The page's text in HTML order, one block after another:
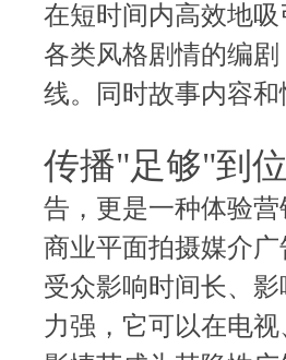
在短时间内高效地
各类风格剧情的编
线。同时故事内容
传播"足够"到
告，更是一种体验
商业平面拍摄媒介
受众影响时间长、
力强，它可以在电